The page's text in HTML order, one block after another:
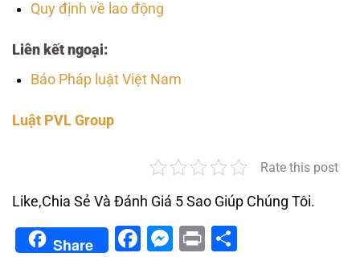
Quy định về lao động
Liên kết ngoại:
Báo Pháp luật Việt Nam
Luật PVL Group
Rate this post
Like,Chia Sẻ Và Đánh Giá 5 Sao Giúp Chúng Tôi.
Share Facebook
Messenger
Print